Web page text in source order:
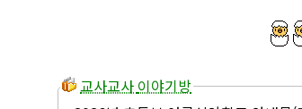
교사교사 이야기방